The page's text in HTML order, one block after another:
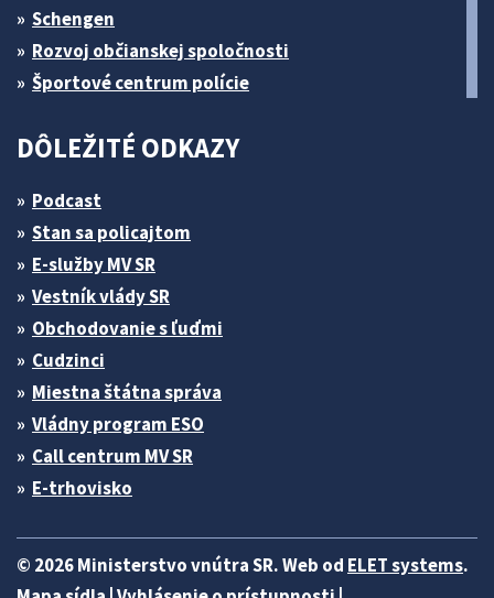
Schengen
Rozvoj občianskej spoločnosti
Športové centrum polície
DÔLEŽITÉ ODKAZY
Podcast
Stan sa policajtom
E-služby MV SR
Vestník vlády SR
Obchodovanie s ľuďmi
Cudzinci
Miestna štátna správa
Vládny program ESO
Call centrum MV SR
E-trhovisko
© 2026 Ministerstvo vnútra SR. Web od ELET systems.